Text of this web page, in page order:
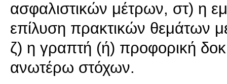
ασφαλιστικών μέτρων, στ) η
επίλυση πρακτικών θεμάτων
ζ) η γραπτή (ή) προφορική
ανωτέρω στόχων.